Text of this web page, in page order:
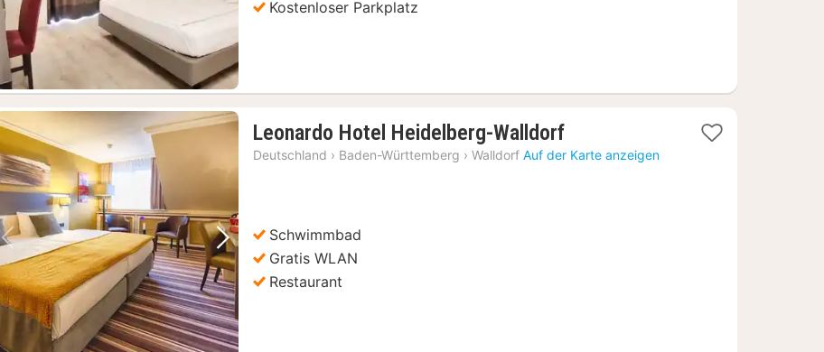
Kostenloser Parkplatz
Vorheriges Bild Nächstes Bild
Leonardo Hotel Heidelberg-Walldorf1
Nacht
Deutschland › Baden-Württemberg › Walldorf Auf der Karte anzeigen
Schwimmbad
Gratis WLAN
Restaurant